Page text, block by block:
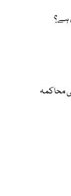
محاکمہ